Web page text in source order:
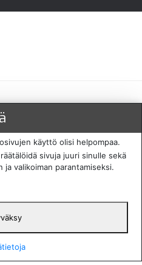
All rights
English
käyttö olisi helpompaa.
sivuja juuri sinulle sekä
ja valikoiman parantamiseksi.